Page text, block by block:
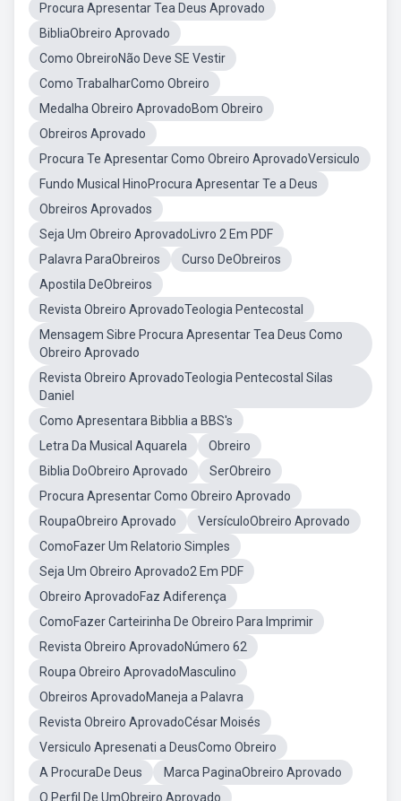
Procura Apresentar Tea Deus Aprovado
BibliaObreiro Aprovado
Como ObreiroNão Deve SE Vestir
Como TrabalharComo Obreiro
Medalha Obreiro AprovadoBom Obreiro
Obreiros Aprovado
Procura Te Apresentar Como Obreiro AprovadoVersiculo
Fundo Musical HinoProcura Apresentar Te a Deus
Obreiros Aprovados
Seja Um Obreiro AprovadoLivro 2 Em PDF
Palavra ParaObreiros
Curso DeObreiros
Apostila DeObreiros
Revista Obreiro AprovadoTeologia Pentecostal
Mensagem Sibre Procura Apresentar Tea Deus Como
Obreiro Aprovado
Revista Obreiro AprovadoTeologia Pentecostal Silas
Daniel
Como Apresentara Bibblia a BBS's
Letra Da Musical Aquarela
Obreiro
Biblia DoObreiro Aprovado
SerObreiro
Procura Apresentar Como Obreiro Aprovado
RoupaObreiro Aprovado
VersículoObreiro Aprovado
ComoFazer Um Relatorio Simples
Seja Um Obreiro Aprovado2 Em PDF
Obreiro AprovadoFaz Adiferença
ComoFazer Carteirinha De Obreiro Para Imprimir
Revista Obreiro AprovadoNúmero 62
Roupa Obreiro AprovadoMasculino
Obreiros AprovadoManeja a Palavra
Revista Obreiro AprovadoCésar Moisés
Versiculo Apresenati a DeusComo Obreiro
A ProcuraDe Deus
Marca PaginaObreiro Aprovado
O Perfil De UmObreiro Aprovado